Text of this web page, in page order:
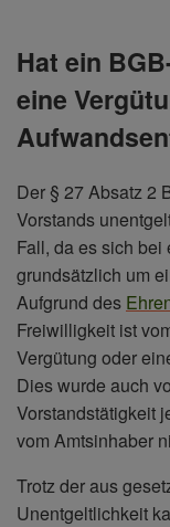
Hat ein
eine
Der § 27 Absatz 2
Vorstands
Fall, da es sich bei
grundsätzlich um
Aufgrund des
Freiwilligkeit ist
Vergütung oder
Dies wurde auch
Vorstandstätigkeit
vom Amtsinhaber
Trotz der aus
Unentgeltlichkeit